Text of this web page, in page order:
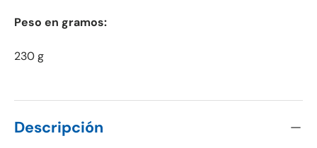
Peso en gramos:
230 g
Descripción